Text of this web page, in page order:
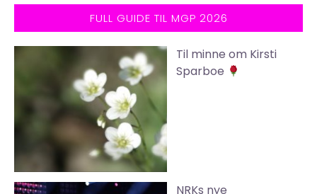
FULL GUIDE TIL MGP 2026
Til minne om Kirsti
Sparboe
NRKs nye